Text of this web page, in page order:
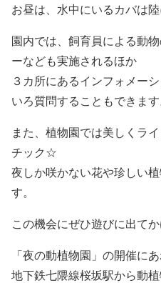
お昼は、水中にいるカバは
園内では、飼育員による動
ーなども実施されるほか
３カ所にあるインフォメー
いろ質問することもできます
また、植物園では美しくラ
チック☆
夜しか咲かない花や珍しい
す。
この機会にぜひ遊びに出て
「夜の動植物園」の開催にあ
地下鉄七隈線桜坂駅から動